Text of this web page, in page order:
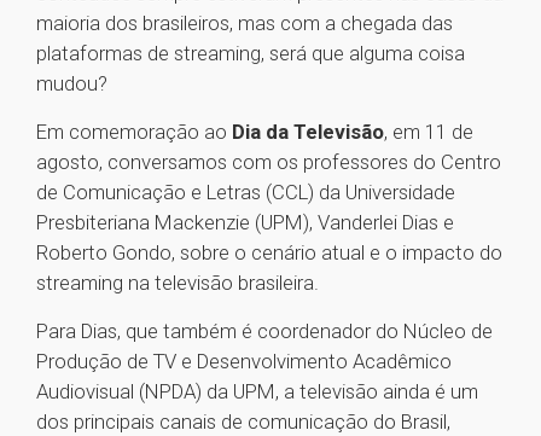
maioria dos brasileiros, mas com a chegada das
plataformas de streaming, será que alguma coisa
mudou?
Em comemoração ao Dia da Televisão, em 11 de
agosto, conversamos com os professores do Centro
de Comunicação e Letras (CCL) da Universidade
Presbiteriana Mackenzie (UPM), Vanderlei Dias e
Roberto Gondo, sobre o cenário atual e o impacto do
streaming na televisão brasileira.
Para Dias, que também é coordenador do Núcleo de
Produção de TV e Desenvolvimento Acadêmico
Audiovisual (NPDA) da UPM, a televisão ainda é um
dos principais canais de comunicação do Brasil,